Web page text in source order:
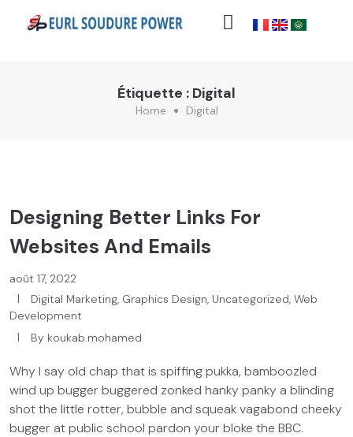
Étiquette : Digital
Home Digital
Designing Better Links For
Websites And Emails
août 17, 2022
Digital Marketing Graphics Design Uncategorized Web
Development
By koukab.mohamed
Why I say old chap that is spiffing pukka, bamboozled
wind up bugger buggered zonked hanky panky a blinding
shot the little rotter, bubble and squeak vagabond cheeky
bugger at public school pardon your bloke the BBC.